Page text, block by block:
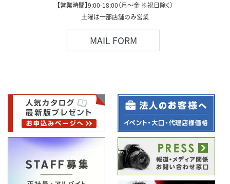
【営業時間】9:00-18:00（月～金 ※祝日除く）
土曜は一部店舗のみ営業
MAIL FORM